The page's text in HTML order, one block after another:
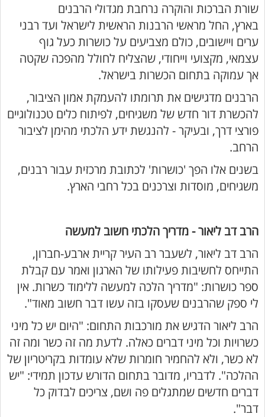
שורת הברכות והוקרה נרחבת מגדולי הרבנים
בארץ, החל מראשי הרבנות הראשית לישראל ועד רבני
ערים ויישובים, כולם מצביעים על כושרות כעל גוף
עצמאי, מקצועי וייחודי, שהצליח לחולל מהפכה שקטה
אך עמוקה בתחום הכשרות בישראל.
הרבנים מדגישים את תרומתו להעמקת אמון הציבור,
להכשרת דור חדש של משגיחים, לפיתוח כלים טכנולוגיים
פורצי דרך, ובעיקר - להנגשת ידע הלכתי מהימן לציבור
הרחב.
בשנים אלו הפך 'כושרות' לכתובת מרכזית עבור רבנים,
משגיחים, מוסדות וצרכנים בכל רחבי הארץ.
הרב דב ליאור - מדריך הלכתי חשוב למעשה
הרב דב ליאור, לשעבר רב העיר קריית ארבע-חברון,
התייחס לחשיבות פעילותו של הארגון ואמר עם קבלת
ספר כושרות: "מדריך הלכה למעשה ללימוד כשרות. אין
לי ספק שהרבנים שעסקו בזה עשו דבר חשוב מאוד".
הרב ליאור הדגיש את מורכבות התחום: "היום יש כל מיני
כשרויות וכל מיני דברים כאלה. לדעת מה זה כשר ומה זה
לא כשר, ולא להחמיר חומרות שלא עומדות בקריטריון של
ההלכה". לדבריו, מדובר בתחום הדורש עדכון תמידי: "יש
דברים חדשים שמתגלים פה ושם, צריכים לבדוק כל
דבר".